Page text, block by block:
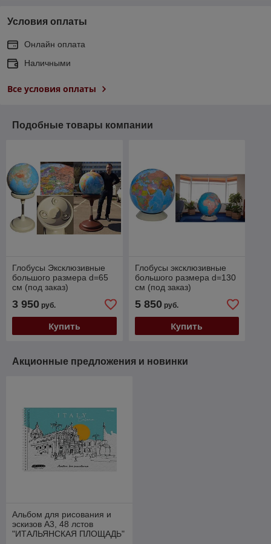
Условия оплаты
Онлайн оплата
Наличными
Все условия оплаты
Подобные товары компании
Глобусы Эксклюзивные
большого размера d=65
см (под заказ)
3 950 руб.
Купить
Глобусы эксклюзивные
большого размера d=130
см (под заказ)
большого размера d=130
см (по
5 850руб.
Купить
Акционные предложения и новинки
Альбом для рисования и
эскизов А3, 48 лстов
"ИТАЛЬЯНСКАЯ ПЛОЩАДЬ"